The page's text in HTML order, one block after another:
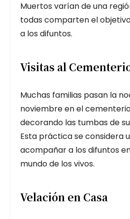
Muertos varían de una
todas comparten el
a los difuntos.
Visitas al
Muchas familias pasan la
noviembre en el
decorando las tumbas de
Esta práctica se considera
acompañar a los difuntos
mundo de los vivos.
Velación en Casa